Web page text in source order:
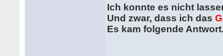
Ich konnte es nicht
Und zwar, dass ich das
Es kam folgende